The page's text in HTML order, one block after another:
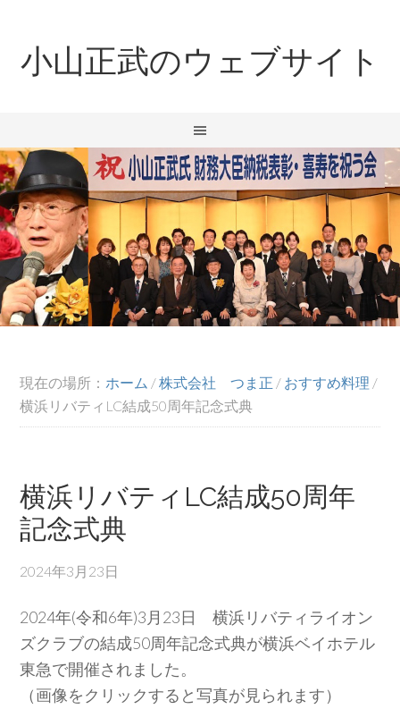
小山正武のウェブサイト
現在の場所： ホーム /株式会社 つま正 / おすすめ料理 /
横浜リバティLC結成50周年記念式典
横浜リバティLC結成50周年
記念式典
2024年3月23日
2024年(令和6年)3月23日 横浜リバティライオン
ズクラブの結成50周年記念式典が横浜ベイホテル
東急で開催されました。
（画像をクリックすると写真が見られます）